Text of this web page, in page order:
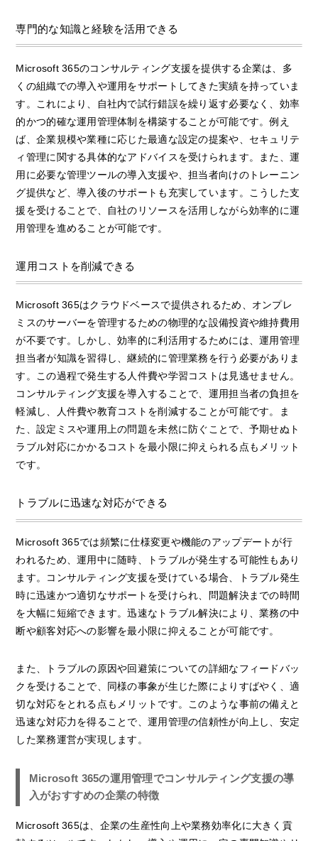
専門的な知識と経験を活用できる
Microsoft 365のコンサルティング支援を提供する企業は、多
くの組織での導入や運用をサポートしてきた実績を持っていま
す。これにより、自社内で試行錯誤を繰り返す必要なく、効率
的かつ的確な運用管理体制を構築することが可能です。例え
ば、企業規模や業種に応じた最適な設定の提案や、セキュリテ
ィ管理に関する具体的なアドバイスを受けられます。また、運
用に必要な管理ツールの導入支援や、担当者向けのトレーニン
グ提供など、導入後のサポートも充実しています。こうした支
援を受けることで、自社のリソースを活用しながら効率的に運
用管理を進めることが可能です。
運用コストを削減できる
Microsoft 365はクラウドベースで提供されるため、オンプレ
ミスのサーバーを管理するための物理的な設備投資や維持費用
が不要です。しかし、効率的に利活用するためには、運用管理
担当者が知識を習得し、継続的に管理業務を行う必要がありま
す。この過程で発生する人件費や学習コストは見逃せません。
コンサルティング支援を導入することで、運用担当者の負担を
軽減し、人件費や教育コストを削減することが可能です。ま
た、設定ミスや運用上の問題を未然に防ぐことで、予期せぬト
ラブル対応にかかるコストを最小限に抑えられる点もメリット
です。
トラブルに迅速な対応ができる
Microsoft 365では頻繁に仕様変更や機能のアップデートが行
われるため、運用中に随時、トラブルが発生する可能性もあり
ます。コンサルティング支援を受けている場合、トラブル発生
時に迅速かつ適切なサポートを受けられ、問題解決までの時間
を大幅に短縮できます。迅速なトラブル解決により、業務の中
断や顧客対応への影響を最小限に抑えることが可能です。
また、トラブルの原因や回避策についての詳細なフィードバッ
クを受けることで、同様の事象が生じた際によりすばやく、適
切な対応をとれる点もメリットです。このような事前の備えと
迅速な対応力を得ることで、運用管理の信頼性が向上し、安定
した業務運営が実現します。
Microsoft 365の運用管理でコンサルティング支援の導
入がおすすめの企業の特徴
Microsoft 365は、企業の生産性向上や業務効率化に大きく貢